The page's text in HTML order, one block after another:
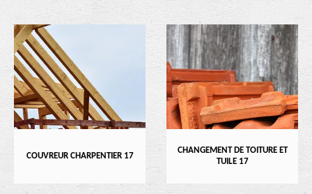
COUVREUR CHARPENTIER 17
CHANGEMENT DE TOITURE ET
TUILE 17